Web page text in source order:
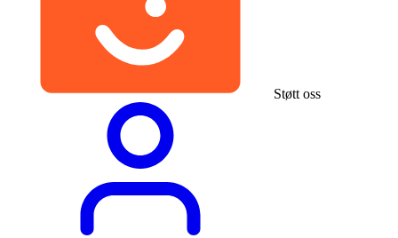
Støtt oss